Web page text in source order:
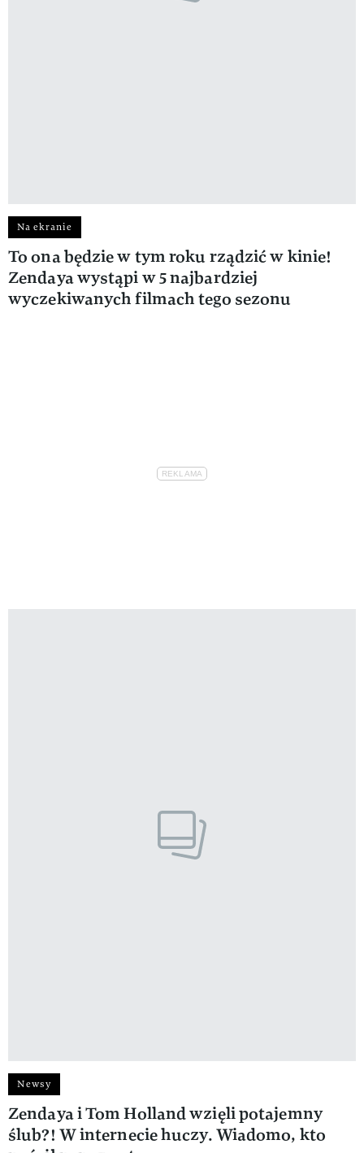
Na ekranie
To ona będzie w tym roku rządzić w kinie!
Zendaya wystąpi w 5 najbardziej
wyczekiwanych filmach tego sezonu
Newsy
Zendaya i Tom Holland wzięli potajemny
ślub?! W internecie huczy. Wiadomo, kto